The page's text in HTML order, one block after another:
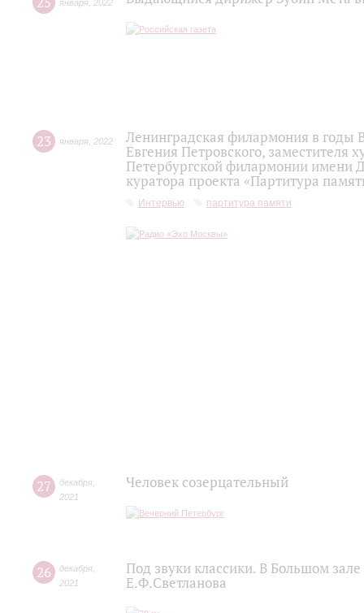
января 2022
23 января 2022
Ленинградская филармония в годы
Евгения Петровского, заместителя
Петербургской филармонии имени
куратора проекта «Партитура
Интервью партитура памяти
27 декабря
2021
Человек созерцательный
26 декабря
2021
Под звуки классики. В Большом
Е.Ф.Светланова